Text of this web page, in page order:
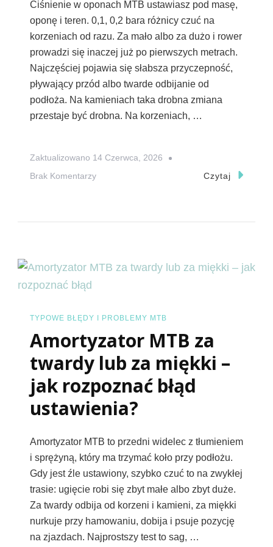
Ciśnienie w oponach MTB ustawiasz pod masę,
oponę i teren. 0,1, 0,2 bara różnicy czuć na
korzeniach od razu. Za mało albo za dużo i rower
prowadzi się inaczej już po pierwszych metrach.
Najczęściej pojawia się słabsza przyczepność,
pływający przód albo twarde odbijanie od
podłoża. Na kamieniach taka drobna zmiana
przestaje być drobna. Na korzeniach, …
Zaktualizowano 14 Czerwca, 2026
Brak KomentarzyDo
MTB
I
Skorygować?
Czytaj
TYPOWE BŁĘDY I PROBLEMY MTB
Amortyzator MTB za
twardy lub za miękki –
jak rozpoznać błąd
ustawienia?
Amortyzator MTB to przedni widelec z tłumieniem
i sprężyną, który ma trzymać koło przy podłożu.
Gdy jest źle ustawiony, szybko czuć to na zwykłej
trasie: ugięcie robi się zbyt małe albo zbyt duże.
Za twardy odbija od korzeni i kamieni, za miękki
nurkuje przy hamowaniu, dobija i psuje pozycję
na zjazdach. Najprostszy test to sag, …